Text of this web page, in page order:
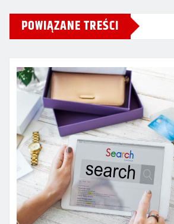
POWIĄZANE TREŚCI